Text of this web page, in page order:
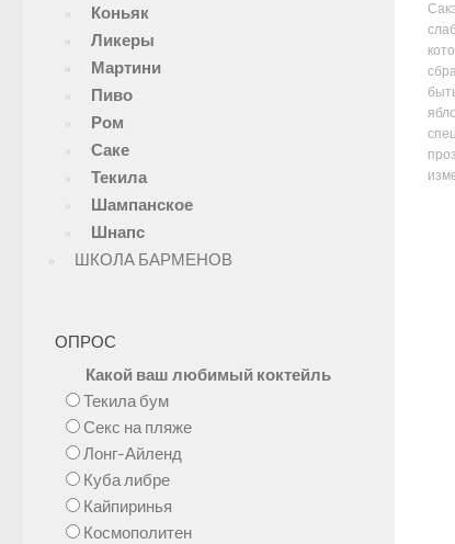
Коньяк
Ликеры
Мартини
Пиво
Ром
Саке
Текила
Шампанское
Шнапс
ШКОЛА БАРМЕНОВ
ОПРОС
Какой ваш любимый коктейль
Текила бум
Секс на пляже
Лонг-Айленд
Куба либре
Кайпиринья
Космополитен